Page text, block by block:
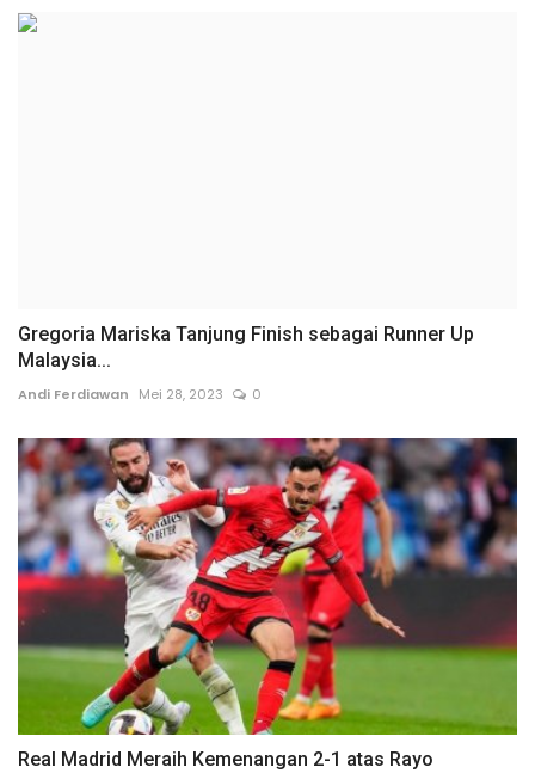
Gregoria Mariska Tanjung Finish sebagai Runner Up
Malaysia...
Andi Ferdiawan Mei 28, 2023 0
Real Madrid Meraih Kemenangan 2-1 atas Rayo